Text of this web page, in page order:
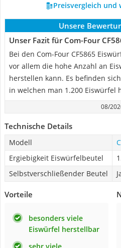
Preisvergleich und
Unsere
Unser Fazit für Com-Four
Bei den Com-Four CF5865
vor allem die hohe Anzahl an
herstellen kann. Es befinden
in welchen man 1.200 Eiswürfel
08/
Technische Details
Modell
Ergiebigkeit Eiswürfelbeutel
Selbstverschließender Beutel
Vorteile
besonders viele
Eiswürfel herstellbar